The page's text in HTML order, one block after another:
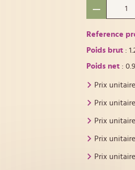
Reference
Poids brut :
Poids net :
Prix
Prix
Prix
Prix
Prix